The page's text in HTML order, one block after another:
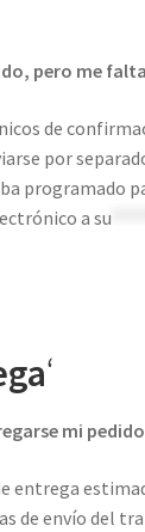
pero me
de
por
programado
asu
‘
mi
entrega
de envío del